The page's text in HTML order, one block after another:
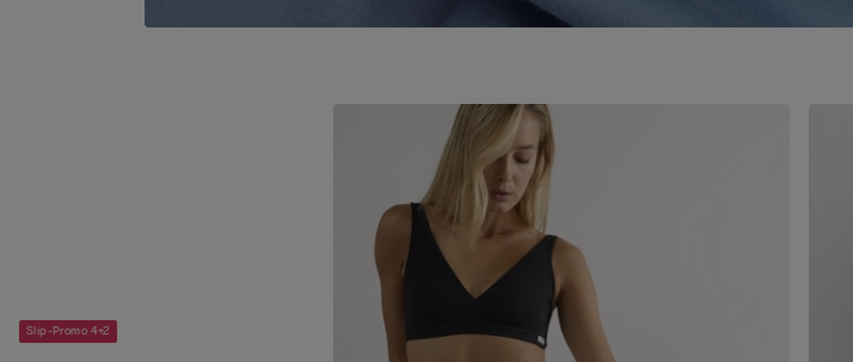
Slip-Promo 4+2